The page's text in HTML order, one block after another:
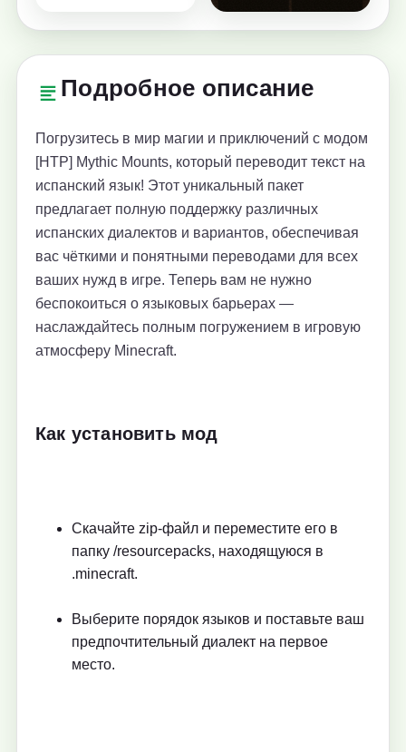
Подробное описание
Погрузитесь в мир магии и приключений с модом
[HTP] Mythic Mounts, который переводит текст на
испанский язык! Этот уникальный пакет
предлагает полную поддержку различных
испанских диалектов и вариантов, обеспечивая
вас чёткими и понятными переводами для всех
ваших нужд в игре. Теперь вам не нужно
беспокоиться о языковых барьерах —
наслаждайтесь полным погружением в игровую
атмосферу Minecraft.
Как установить мод
Скачайте zip-файл и переместите его в
папку /resourcepacks, находящуюся в
.minecraft.
Выберите порядок языков и поставьте ваш
предпочтительный диалект на первое
место.